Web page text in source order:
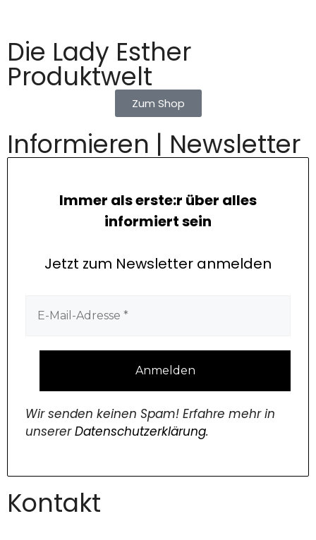
Die Lady Esther
Produktwelt
Zum Shop
Informieren | Newsletter
Immer als erste:r über alles
informiert sein
Jetzt zum Newsletter anmelden
Wir senden keinen Spam! Erfahre mehr in
unsererDatenschutzerklärung.
Kontakt